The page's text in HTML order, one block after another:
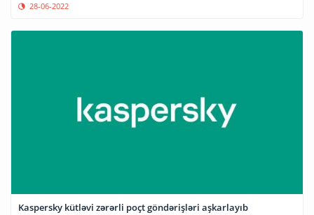
28-06-2022
Kaspersky kütləvi zərərli poçt göndərişləri aşkarlayıb